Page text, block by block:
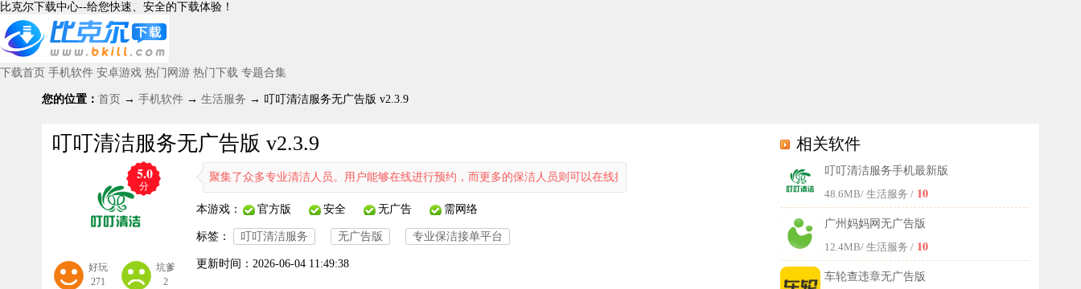
比克尔下载中心--给您快速、安全的下载体验！
下载首页 手机软件 安卓游戏 热门网游 热门下载 专题合集
您的位置： 首页 → 手机软件 → 生活服务 → 叮叮清洁服务无广告版 v2.3.9
叮叮清洁服务无广告版 v2.3.9
5.0
分
好玩
271
坑爹
2
作为一个清洁人员接单平台，聚集了众多专业清洁人员。用户能够在线进行预约，而更多的保洁人员则可以在线接单，从而让用户享受到便捷的居家服务体验。这里不仅有优质的清洁服务，还有超优惠的价格以及
本游戏： 官方版 安全 无广告 需网络
标签： 叮叮清洁服务 无广告版 专业保洁接单平台
更新时间： 2026-06-04 11:49:38
相关软件
叮叮清洁服务手机最新版
48.6MB/ 生活服务 / 10
广州妈妈网无广告版
12.4MB/ 生活服务 / 10
车轮查违章无广告版